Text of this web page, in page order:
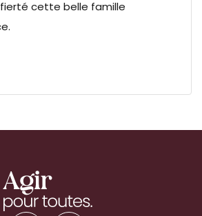
cette belle famille